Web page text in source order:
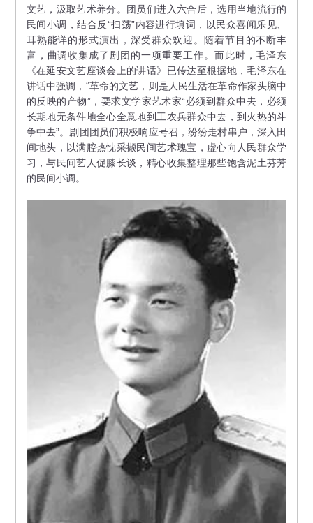
文艺，汲取艺术养分。团员们进入六合后，选用当地流行的
民间小调，结合反“扫荡”内容进行填词，以民众喜闻乐见、
耳熟能详的形式演出，深受群众欢迎。随着节目的不断丰
富，曲调收集成了剧团的一项重要工作。而此时，毛泽东
《在延安文艺座谈会上的讲话》已传达至根据地，毛泽东在
讲话中强调，“革命的文艺，则是人民生活在革命作家头脑中
的反映的产物”，要求文学家艺术家“必须到群众中去，必须
长期地无条件地全心全意地到工农兵群众中去，到火热的斗
争中去”。剧团团员们积极响应号召，纷纷走村串户，深入田
间地头，以满腔热忱采撷民间艺术瑰宝，虚心向人民群众学
习，与民间艺人促膝长谈，精心收集整理那些饱含泥土芬芳
的民间小调。